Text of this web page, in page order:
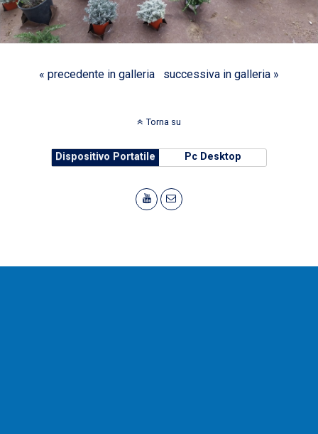
« precedente in galleria successiva in galleria »
Torna su
Dispositivo Portatile Pc Desktop